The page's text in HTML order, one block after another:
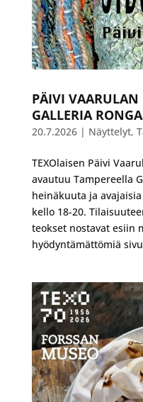
PÄIVI VAARULAN
GALLERIA
20.7.2026| Näyttelyt,
TEXOlaisen Päivi
avautuu Tampereella
heinäkuuta ja
kello 18-20.
teokset nostavat esiin
hyödyntämättömiä